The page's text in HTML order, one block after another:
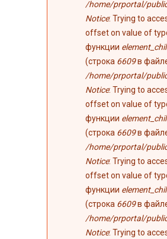
/home/prportal/
Notice: Trying to
offset on value of
функции
(строка 6609в
/home/prportal/
Notice: Trying to
offset on value of
функции
(строка 6609в
/home/prportal/
Notice: Trying to
offset on value of
функции
(строка 6609в
/home/prportal/
Notice: Trying to